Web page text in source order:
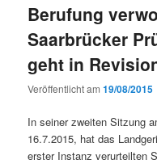
Berufung
Saarbrücker
geht in
Veröffentlicht am19/08/2015
In sein­er zweit­en Sitzung
16.7.2015, hat das
erster Instanz verurteil­ten